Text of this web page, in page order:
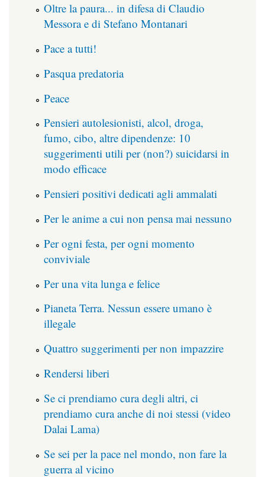
Oltre la paura... in difesa di Claudio
Messora e di Stefano Montanari
Pace a tutti!
Pasqua predatoria
Peace
Pensieri autolesionisti, alcol, droga,
fumo, cibo, altre dipendenze: 10
suggerimenti utili per (non?) suicidarsi in
modo efficace
Pensieri positivi dedicati agli ammalati
Per le anime a cui non pensa mai nessuno
Per ogni festa, per ogni momento
conviviale
Per una vita lunga e felice
Pianeta Terra. Nessun essere umano è
illegale
Quattro suggerimenti per non impazzire
Rendersi liberi
Se ci prendiamo cura degli altri, ci
prendiamo cura anche di noi stessi (video
Dalai Lama)
Se sei per la pace nel mondo, non fare la
guerra al vicino